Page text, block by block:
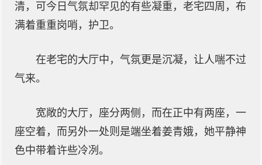
清，可今日气氛却罕见的有些凝重，老宅四周，布
满着重重岗哨，护卫。
在老宅的大厅中，气氛更是沉凝，让人喘不过
气来。
宽敞的大厅，座分两侧，而在正中有两座，一
座空着，而另外一处则是端坐着姜青娥，她平静神
色中带着许些冷冽。